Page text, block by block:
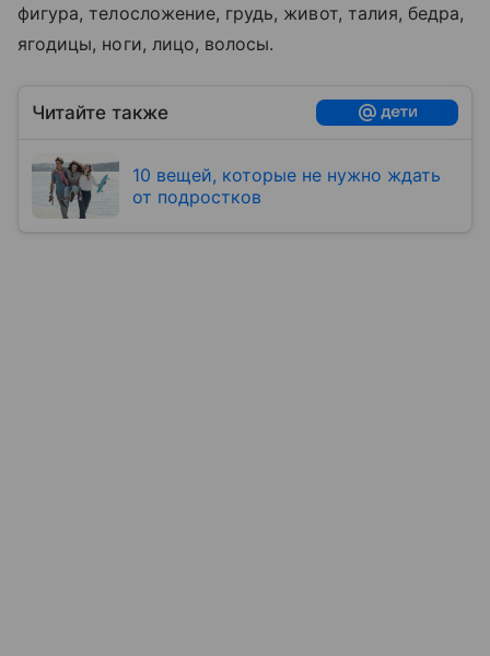
фигура, телосложение, грудь, живот, талия, бедра,
ягодицы, ноги, лицо, волосы.
Читайте также
10 вещей, которые не нужно ждать
от подростков